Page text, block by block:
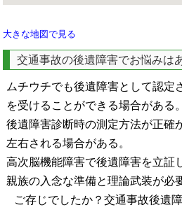
大きな地図で見る
交通事故の後遺障害でお悩みは
ムチウチでも後遺障害として認定
を受けることができる場合がある。
後遺障害診断時の測定方法が正確
左右される場合がある。
高次脳機能障害で後遺障害を立証
親族の入念な準備と理論武装が必
ご存じでしたか？交通事故後遺